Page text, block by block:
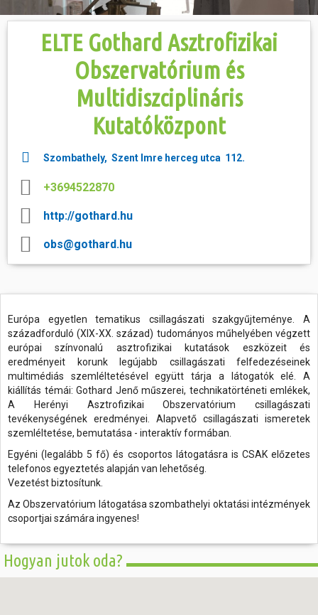
Hasznos
ELTE Gothard Asztrofizikai
Obszervatórium és
Multidiszciplináris
Kutatóközpont
Szombathely, Szent Imre herceg utca 112.
+3694522870
http://gothard.hu
obs@gothard.hu
Európa egyetlen tematikus csillagászati szakgyűjteménye. A
századforduló (XIX-XX. század) tudományos műhelyében végzett
európai színvonalú asztrofizikai kutatások eszközeit és
eredményeit korunk legújabb csillagászati felfedezéseinek
multimédiás szemléltetésével együtt tárja a látogatók elé. A
kiállítás témái: Gothard Jenő műszerei, technikatörténeti emlékek,
A Herényi Asztrofizikai Obszervatórium csillagászati
tevékenységének eredményei. Alapvető csillagászati ismeretek
szemléltetése, bemutatása - interaktív formában.
Egyéni (legalább 5 fő) és csoportos látogatásra is CSAK előzetes
telefonos egyeztetés alapján van lehetőség.
Vezetést biztosítunk.
Az Obszervatórium látogatása szombathelyi oktatási intézmények
csoportjai számára ingyenes!
Hogyan jutok oda?